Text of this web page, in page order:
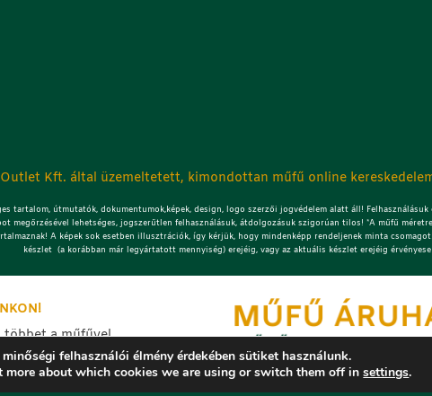
Kft. által üzemeltetett, kimondottan műfű online
tartalom, útmutatók, dokumentumok,képek, design, logo szerzői jogvédelem alatt áll!
megőrzésével lehetséges, jogszerűtlen felhasználásuk, átdolgozásuk szigorúan tilos! *A műfű
A képek sok esetben illusztrációk, így kérjük, hogy mindenképp rendeljenek minta
készlet (a korábban már legyártatott mennyiség) erejéig, vagy az aktuális készlet erejéig
többet a műfűvel
képeket.
felhasználói élmény érdekében sütiket használunk.
more about which cookies we are using or switch them off insettings.